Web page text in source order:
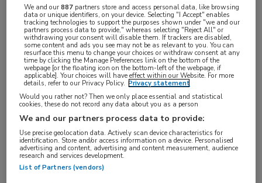
BRANCHE
Instelling/tehuis
AANSTELLING
Vaste aanstelling
PLAATSINGSDATUM
28 september 2024
NIVEAU
WO
ERVARING
Niet nader bepaald
DIENSTVERBAND
We and our887 partners store and access personal data, like browsing
data or unique identifiers, on your device. Selecting "I Accept" enables
tracking technologies to support the purposes shown under "we and our
partners process data to provide," whereas selecting "Reject All" or
withdrawing your consent will disable them. If trackers are disabled,
some content and ads you see may not be as relevant to you. You can
resurface this menu to change your choices or withdraw consent at any
time by clicking the Manage Preferences link on the bottom of the
webpage [or the floating icon on the bottom-left of the webpage, if
applicable]. Your choices will have effect within our Website. For more
details, refer to our Privacy Policy. Privacy statement
Would you rather not? Then we only place essential and statistical
cookies, these do not record any data about you as a person
We and our partners process data to provide:
Use precise geolocation data. Actively scan device characteristics for
identification. Store and/or access information on a device. Personalised
advertising and content, advertising and content measurement, audience
research and services development.
List of Partners (vendors)